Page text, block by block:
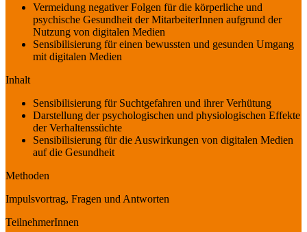
Vermeidung negativer Folgen für die körperliche und
psychische Gesundheit der MitarbeiterInnen aufgrund der
Nutzung von digitalen Medien
Sensibilisierung für einen bewussten und gesunden Umgang
mit digitalen Medien
Inhalt
Sensibilisierung für Suchtgefahren und ihrer Verhütung
Darstellung der psychologischen und physiologischen Effekte
der Verhaltenssüchte
Sensibilisierung für die Auswirkungen von digitalen Medien
auf die Gesundheit
Methoden
Impulsvortrag, Fragen und Antworten
TeilnehmerInnen